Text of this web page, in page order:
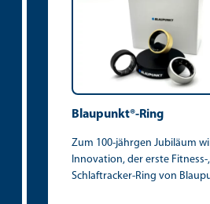
Blaupunkt®-Ring
Zum 100-jährgen Jubiläum
Innovation, der erste
Schlaftracker-Ring von